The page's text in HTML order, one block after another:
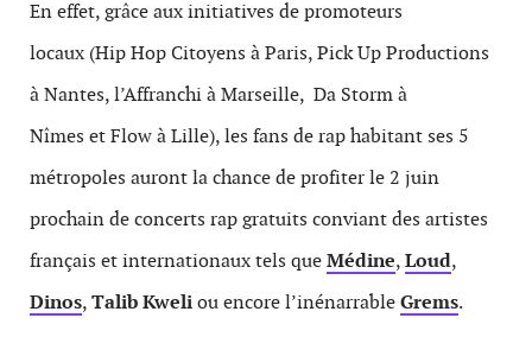
En effet, grâce aux initiatives de promoteurs
locaux (Hip Hop Citoyens à Paris, Pick Up Productions
à Nantes, l’Affranchi à Marseille, Da Storm à
Nîmes et Flow à Lille), les fans de rap habitant ses 5
métropoles auront la chance de profiter le 2 juin
prochain de concerts rap gratuits conviant des artistes
français et internationaux tels queMédine,Loud,
Dinos,Talib Kweliou encore l’inénarrableGrems.